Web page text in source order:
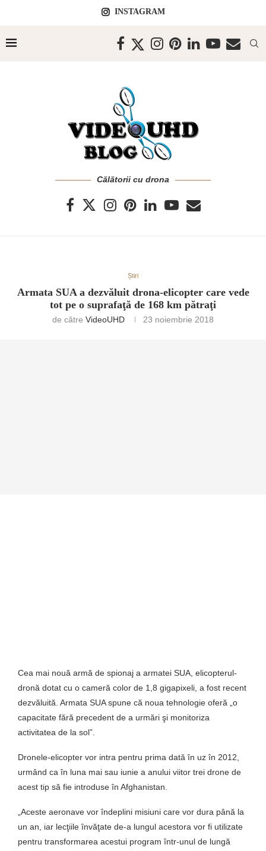
INSTAGRAM
Călătorii cu drona
Știri
Armata SUA a dezvăluit drona-elicopter care vede
tot pe o suprafaţă de 168 km pătraţi
de către VideoUHD 23 noiembrie 2018
Cea mai nouă armă de spionaj a armatei SUA, elicopterul-
dronă dotat cu o cameră color de 1,8 gigapixeli, a fost recent
dezvăluită. Armata SUA spune că noua tehnologie oferă „o
capacitate fără precedent de a urmări şi monitoriza
activitatea de la sol”.
Dronele-elicopter vor intra pentru prima dată în uz în 2012,
urmând ca în luna mai sau iunie a anului viitor trei drone de
acest tip să fie introduse în Afghanistan.
„Aceste aeronave vor îndeplini misiuni care vor dura până la
un an, iar lecţiile învăţate de-a lungul acestora vor fi utilizate
pentru transformarea acestui program într-unul de lungă